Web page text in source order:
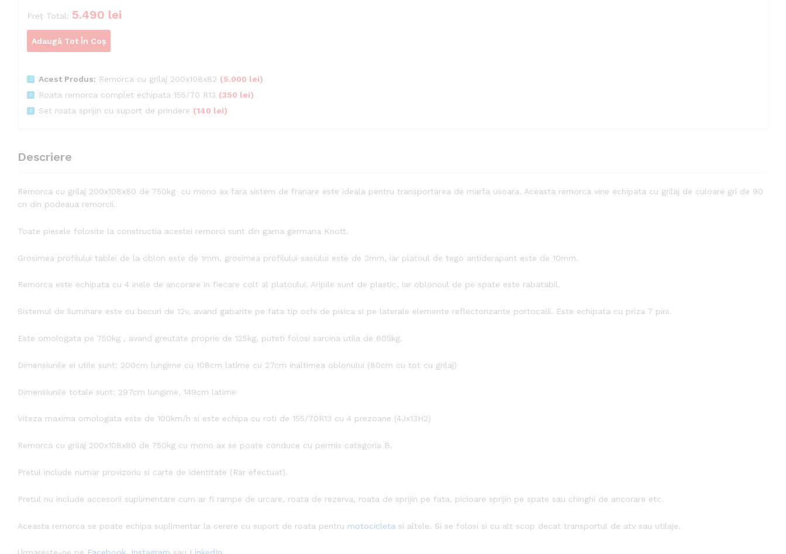
Preț Total: 5.490 lei
Adaugă Tot În Coș
Acest Produs: Remorca cu grilaj 200x108x82 (5.000 lei)
Roata remorca complet echipata 155/70 R13 (350 lei)
Set roata sprijin cu suport de prindere (140 lei)
Descriere
Remorca cu grilaj 200x108x80 de 750kg cu mono ax fara sistem de franare este ideala pentru transportarea de marfa usoara, Aceasta remorca vine echipata cu grilaj de culoare gri de 90
cn din podeaua remorcii.
Toate piesele folosite la constructia acestei remorci sunt din gama germana Knott.
Grosimea profilului tablei de la oblon este de 1mm, grosimea profilului sasiului este de 3mm, iar platoul de tego antiderapant este de 10mm.
Remorca este echipata cu 4 inele de ancorare in fiecare colt al platoului. Aripile sunt de plastic, iar oblonoul de pe spate este rabatabil.
Sistemul de iluminare este cu becuri de 12v, avand gabarite pe fata tip ochi de pisica si pe laterale elemente reflectorizante portocalii. Este echipata cu priza 7 pini.
Este omologata pe 750kg , avand greutate proprie de 125kg, puteti folosi sarcina utila de 605kg.
Dimensiunile ei utile sunt: 200cm lungime cu 108cm latime cu 27cm inaltimea oblonului (80cm cu tot cu grilaj)
Dimensiunile totale sunt: 297cm lungime, 149cm latime
Viteza maxima omologata este de 100km/h si este echipa cu roti de 155/70R13 cu 4 prezoane (4Jx13H2)
Remorca cu grilaj 200x108x80 de 750kg cu mono ax se poate conduce cu permis categoria B.
Pretul include numar provizoriu si carte de identitate (Rar efectuat).
Pretul nu include accesorii suplimentare cum ar fi rampe de urcare, roata de rezerva, roata de sprijin pe fata, picioare sprijin pe spate sau chinghi de ancorare etc.
Aceasta remorca se poate echipa suplimentar la cerere cu suport de roata pentru motocicleta si altele. Si se folosi si cu alt scop decat transportul de atv sau utilaje.